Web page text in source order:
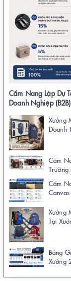
Cẩm Nang Lập Dự
Doanh Nghiệp (B2B)
Xưởng
Doanh
Cẩm
Trường
Cẩm
Xưởng
Tại
Bảng
Xưởng